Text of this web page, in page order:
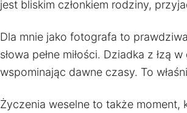
jest bliskim członkiem rodziny,
Dla mnie jako fotografa to
słowa pełne miłości. Dziadka z
wspominając dawne czasy. To
Życzenia weselne to także